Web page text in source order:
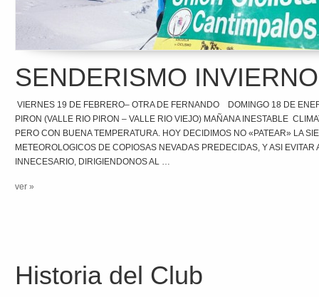
SENDERISMO
VIERNES 19 DE FEBRERO– OTRA DE FERNANDO DOMINGO 18 DE
PIRON (VALLE RIO PIRON – VALLE RIO VIEJO) MAÑANA INESTABLE
PERO CON BUENA TEMPERATURA. HOY DECIDIMOS NO «PATEAR» LA
METEOROLOGICOS DE COPIOSAS NEVADAS PREDECIDAS, Y ASI
INNECESARIO, DIRIGIENDONOS AL …
ver »
Historia del Club